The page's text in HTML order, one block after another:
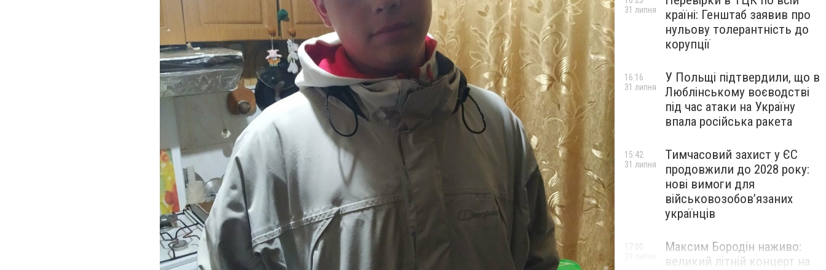
країні: Генштаб заявив про
нульову толерантність до
корупції
31 липня
У Польщі підтвердили, що в
Люблінському воєводстві
під час атаки на Україну
впала російська ракета
16:16
31 липня
Тимчасовий захист у ЄС
продовжили до 2028 року:
нові вимоги для
військовозобов’язаних
українців
15:42
31 липня
Максим Бородін наживо:
великий літній концерт на
17:00